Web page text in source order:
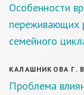
Особенности
переживающих
семейного
КАЛАШНИКОВА Г.
Проблема